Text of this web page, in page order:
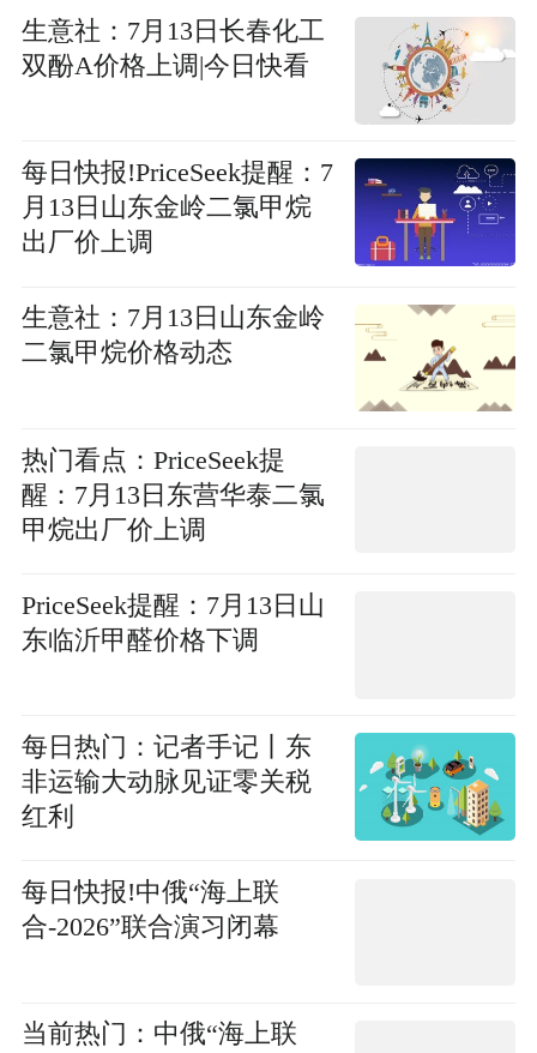
生意社：7月13日长春化工
双酚A价格上调|今日快看
每日快报!PriceSeek提醒：7
月13日山东金岭二氯甲烷
出厂价上调
生意社：7月13日山东金岭
二氯甲烷价格动态
热门看点：PriceSeek提
醒：7月13日东营华泰二氯
甲烷出厂价上调
PriceSeek提醒：7月13日山
东临沂甲醛价格下调
每日热门：记者手记丨东
非运输大动脉见证零关税
红利
每日快报!中俄“海上联
合-2026”联合演习闭幕
当前热门：中俄“海上联